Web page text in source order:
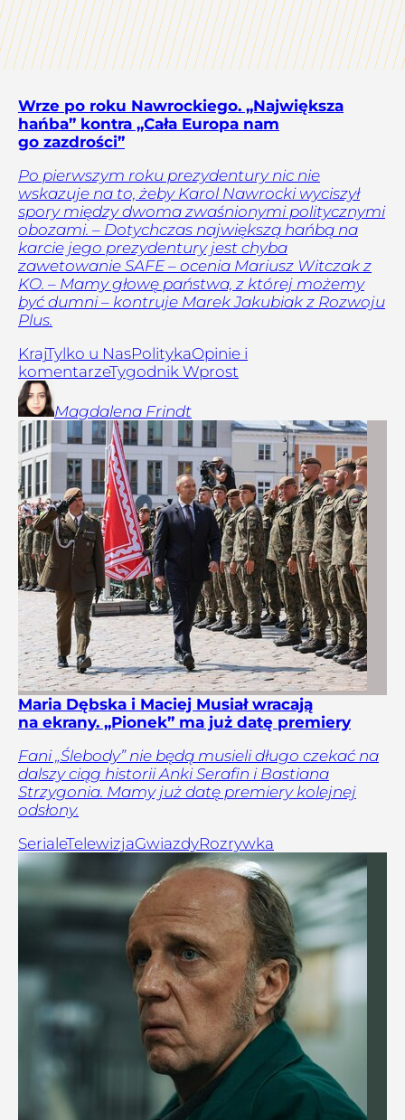
Wrze po roku Nawrockiego. „Największa
hańba” kontra „Cała Europa nam
go zazdrości”
Po pierwszym roku prezydentury nic nie
wskazuje na to, żeby Karol Nawrocki wyciszył
spory między dwoma zwaśnionymi politycznymi
obozami. – Dotychczas największą hańbą na
karcie jego prezydentury jest chyba
zawetowanie SAFE – ocenia Mariusz Witczak z
KO. – Mamy głowę państwa, z której możemy
być dumni – kontruje Marek Jakubiak z Rozwoju
Plus.
KrajTylko u NasPolitykaOpinie i
komentarzeTygodnik Wprost
Magdalena Frindt
Maria Dębska i Maciej Musiał wracają
na ekrany. „Pionek” ma już datę premiery
Fani „Ślebody” nie będą musieli długo czekać na
dalszy ciąg historii Anki Serafin i Bastiana
Strzygonia. Mamy już datę premiery kolejnej
odsłony.
SerialeTelewizjaGwiazdyRozrywka